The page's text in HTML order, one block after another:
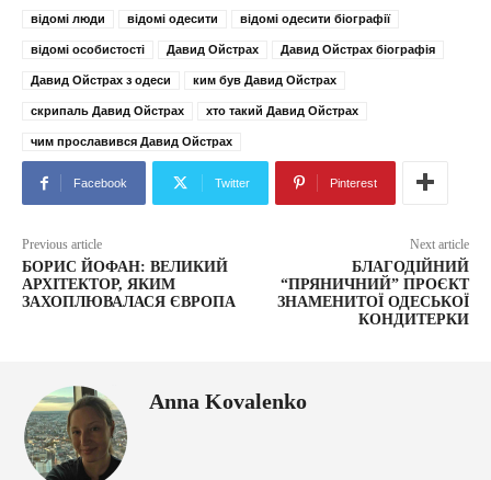
відомі люди відомі одесити відомі одесити біографії
відомі особистості Давид Ойстрах Давид Ойстрах біографія
Давид Ойстрах з одеси ким був Давид Ойстрах
скрипаль Давид Ойстрах хто такий Давид Ойстрах
чим прославився Давид Ойстрах
Facebook Twitter Pinterest
Previous article
БОРИС ЙОФАН: ВЕЛИКИЙ
АРХІТЕКТОР, ЯКИМ
ЗАХОПЛЮВАЛАСЯ ЄВРОПА
Next article
БЛАГОДІЙНИЙ
“ПРЯНИЧНИЙ” ПРОЄКТ
ЗНАМЕНИТОЇ ОДЕСЬКОЇ
КОНДИТЕРКИ
Anna Kovalenko